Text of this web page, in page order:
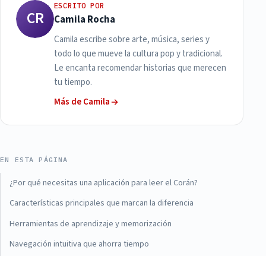
CR
ESCRITO POR
Camila Rocha
Camila escribe sobre arte, música, series y
todo lo que mueve la cultura pop y tradicional.
Le encanta recomendar historias que merecen
tu tiempo.
Más de Camila
EN ESTA PÁGINA
¿Por qué necesitas una aplicación para leer el Corán?
Características principales que marcan la diferencia
Herramientas de aprendizaje y memorización
Navegación intuitiva que ahorra tiempo